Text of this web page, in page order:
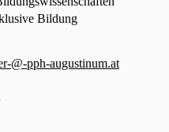
Bildung
@-pph-augustinum.at